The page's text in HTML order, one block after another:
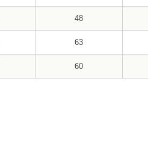
48
63
60